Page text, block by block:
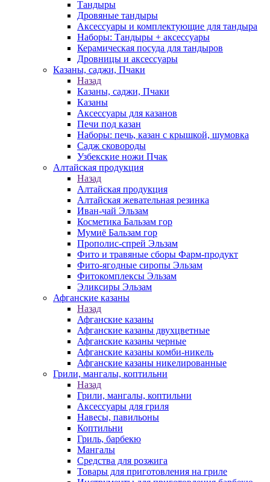
Тандыры
Дровяные тандыры
Аксессуары и комплектующие для тандыра
Наборы: Тандыры + аксессуары
Керамическая посуда для тандыров
Дровницы и аксессуары
Казаны, саджи, Пчаки
Назад
Казаны, саджи, Пчаки
Казаны
Аксессуары для казанов
Печи под казан
Наборы: печь, казан с крышкой, шумовка
Садж сковороды
Узбекские ножи Пчак
Алтайская продукция
Назад
Алтайская продукция
Алтайская жевательная резинка
Иван-чай Эльзам
Косметика Бальзам гор
Мумиё Бальзам гор
Прополис-спрей Эльзам
Фито и травяные сборы Фарм-продукт
Фито-ягодные сиропы Эльзам
Фитокомплексы Эльзам
Эликсиры Эльзам
Афганские казаны
Назад
Афганские казаны
Афганские казаны двухцветные
Афганские казаны черные
Афганские казаны комби-никель
Афганские казаны никелированные
Грили, мангалы, коптильни
Назад
Грили, мангалы, коптильни
Аксессуары для гриля
Навесы, павильоны
Коптильни
Гриль, барбекю
Мангалы
Средства для розжига
Товары для приготовления на гриле